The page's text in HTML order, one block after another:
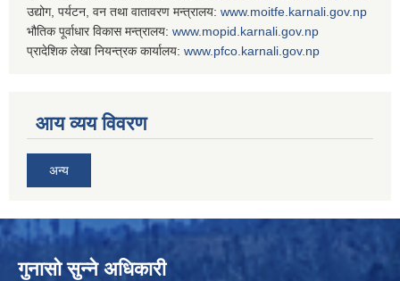
उद्योग, पर्यटन, वन तथा वातावरण मन्त्रालय: www. moitfe.karnali.gov.np
भौतिक पूर्वाधार विकास मन्त्रालय: www. mopid.karnali.gov.np
प्रादेशिक लेखा नियन्त्रक कार्यालय: www. pfco.karnali.gov.np
आय व्यय विवरण
अन्य
गुनासो सुन्ने अधिकारी